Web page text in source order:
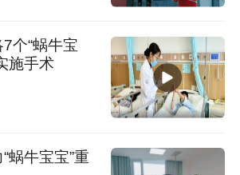
个“蜗牛宝
施手术
蜗牛宝宝”重